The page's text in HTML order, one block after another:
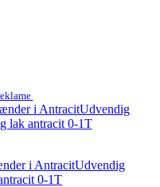
i AntracitUdvendig
0-1T